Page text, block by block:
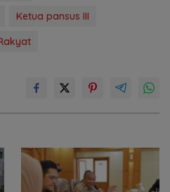
Ketua pansus III